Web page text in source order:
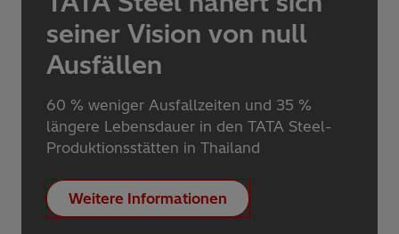
seiner Vision von null
Ausfällen
60 % weniger Ausfallzeiten und 35 %
längere Lebensdauer in den TATA Steel-
Produktionsstätten in Thailand
Weitere Informationen